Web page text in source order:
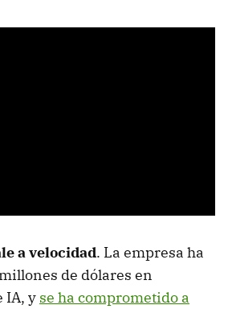
a velocidad. La empresa ha
de dólares en
IA, y se ha comprometido a